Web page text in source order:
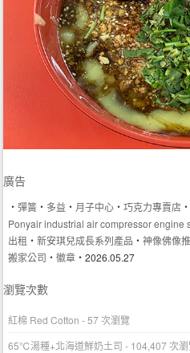
廣告
‧彈簧 ‧ 多益 ‧ 月子中心 ‧巧克力專賣店
Ponyair industrial air compressor engine
出租 ‧新安琪兒成長系列產品 ‧神像佛像
搬家公司 ‧徽章 ‧2026.05.27
瀏覽次數
紅棉 Red Cotton - 57 次瀏覽
65℃湯種+北海道鮮奶土司 - 104,407 次瀏